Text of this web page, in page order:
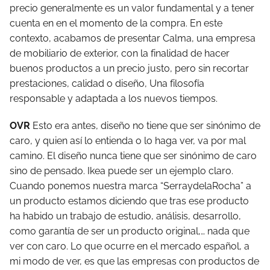
precio generalmente es un valor fundamental y a tener
cuenta en en el momento de la compra. En este
contexto, acabamos de presentar Calma, una empresa
de mobiliario de exterior, con la finalidad de hacer
buenos productos a un precio justo, pero sin recortar
prestaciones, calidad o diseño, Una filosofía
responsable y adaptada a los nuevos tiempos.
OVR Esto era antes, diseño no tiene que ser sinónimo de
caro, y quien así lo entienda o lo haga ver, va por mal
camino. El diseño nunca tiene que ser sinónimo de caro
sino de pensado. Ikea puede ser un ejemplo claro.
Cuando ponemos nuestra marca “SerraydelaRocha” a
un producto estamos diciendo que tras ese producto
ha habido un trabajo de estudio, análisis, desarrollo,
como garantía de ser un producto original,… nada que
ver con caro. Lo que ocurre en el mercado español, a
mi modo de ver, es que las empresas con productos de